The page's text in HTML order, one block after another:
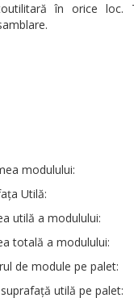
în orice loc.
modulului:
Utilă:
utilă a modulului:
totală a modulului:
de module pe palet:
utilă pe palet: